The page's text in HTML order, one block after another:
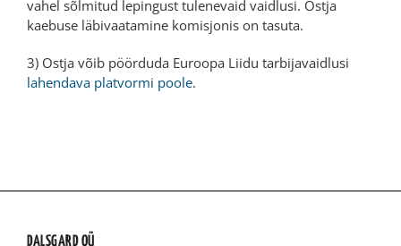
vahel sõlmitud lepingust tulenevaid vaidlusi. Ostja
kaebuse läbivaatamine komisjonis on tasuta.
3) Ostja võib pöörduda Euroopa Liidu tarbijavaidlusi
lahendava platvormi poole.
DALSGARD OÜ